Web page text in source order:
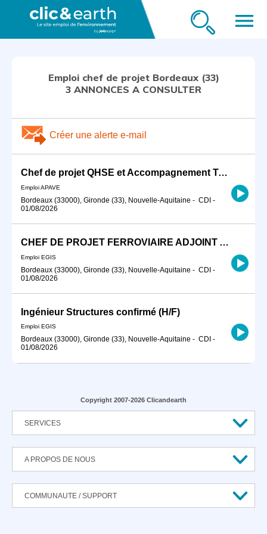
menu
Emploi chef de projet Bordeaux (33)
3 ANNONCES A CONSULTER
Créer une alerte e-mail
Chef de projet QHSE et Accompagnement Technique H/F
Emploi APAVE
Bordeaux (33000), Gironde (33), Nouvelle-Aquitaine - CDI -
01/08/2026
CHEF DE PROJET FERROVIAIRE ADJOINT AU RESPONSABLE DE LA CELLULE TRAVAUX (H/F)
Emploi EGIS
Bordeaux (33000), Gironde (33), Nouvelle-Aquitaine - CDI -
01/08/2026
Ingénieur Structures confirmé (H/F)
Emploi EGIS
Bordeaux (33000), Gironde (33), Nouvelle-Aquitaine - CDI -
01/08/2026
Copyright 2007-2026 Clicandearth
SERVICES
A PROPOS DE NOUS
COMMUNAUTE / SUPPORT